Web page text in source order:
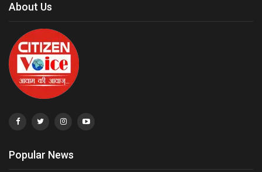
About Us
Popular News